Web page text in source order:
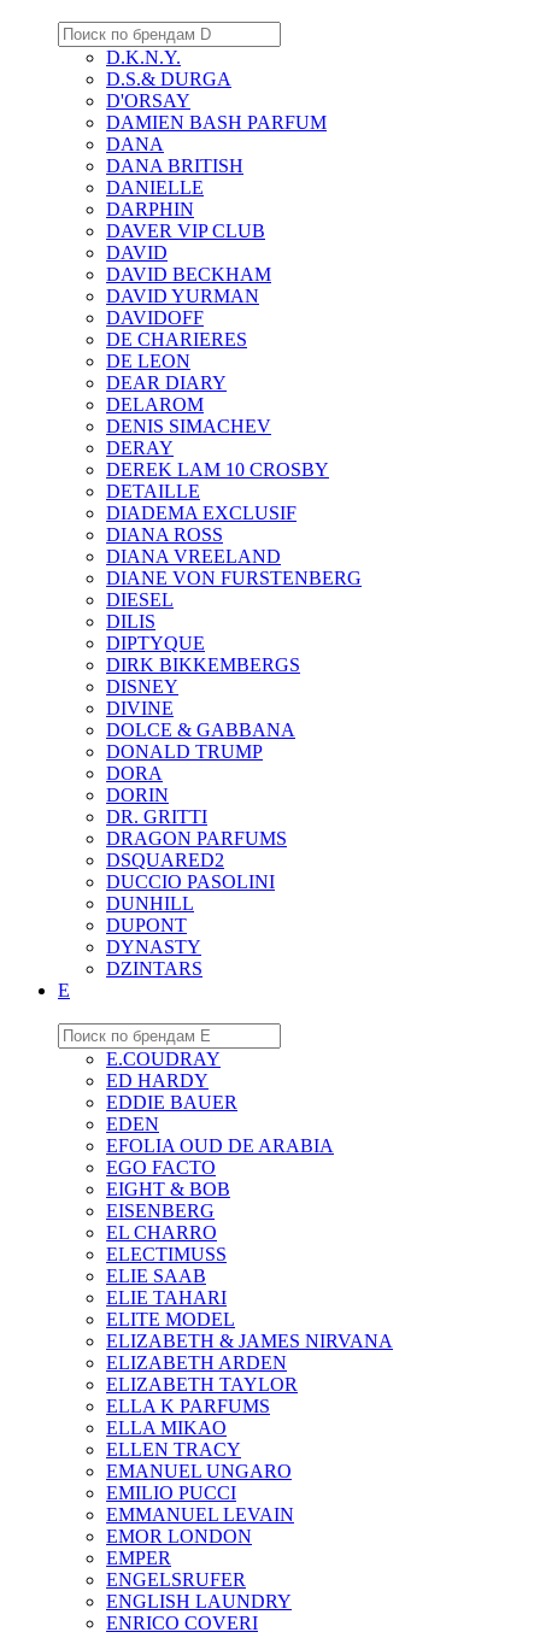
D.K.N.Y.
D.S.& DURGA
D'ORSAY
DAMIEN BASH PARFUM
DANA
DANA BRITISH
DANIELLE
DARPHIN
DAVER VIP CLUB
DAVID
DAVID BECKHAM
DAVID YURMAN
DAVIDOFF
DE CHARIERES
DE LEON
DEAR DIARY
DELAROM
DENIS SIMACHEV
DERAY
DEREK LAM 10 CROSBY
DETAILLE
DIADEMA EXCLUSIF
DIANA ROSS
DIANA VREELAND
DIANE VON FURSTENBERG
DIESEL
DILIS
DIPTYQUE
DIRK BIKKEMBERGS
DISNEY
DIVINE
DOLCE & GABBANA
DONALD TRUMP
DORA
DORIN
DR. GRITTI
DRAGON PARFUMS
DSQUARED2
DUCCIO PASOLINI
DUNHILL
DUPONT
DYNASTY
DZINTARS
E
E.COUDRAY
ED HARDY
EDDIE BAUER
EDEN
EFOLIA OUD DE ARABIA
EGO FACTO
EIGHT & BOB
EISENBERG
EL CHARRO
ELECTIMUSS
ELIE SAAB
ELIE TAHARI
ELITE MODEL
ELIZABETH & JAMES NIRVANA
ELIZABETH ARDEN
ELIZABETH TAYLOR
ELLA K PARFUMS
ELLA MIKAO
ELLEN TRACY
EMANUEL UNGARO
EMILIO PUCCI
EMMANUEL LEVAIN
EMOR LONDON
EMPER
ENGELSRUFER
ENGLISH LAUNDRY
ENRICO COVERI